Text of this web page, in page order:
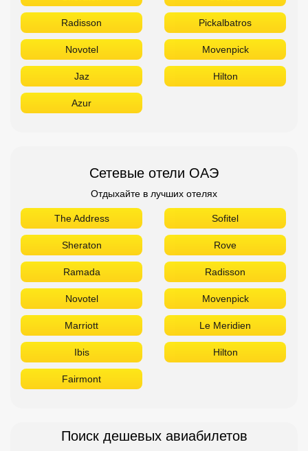
Radisson Pickalbatros
Novotel Movenpick
Jaz Hilton
Azur
Сетевые отели ОАЭ
Отдыхайте в лучших отелях
The Address Sofitel
Sheraton Rove
Ramada Radisson
Novotel Movenpick
Marriott Le Meridien
Ibis Hilton
Fairmont
Поиск дешевых авиабилетов